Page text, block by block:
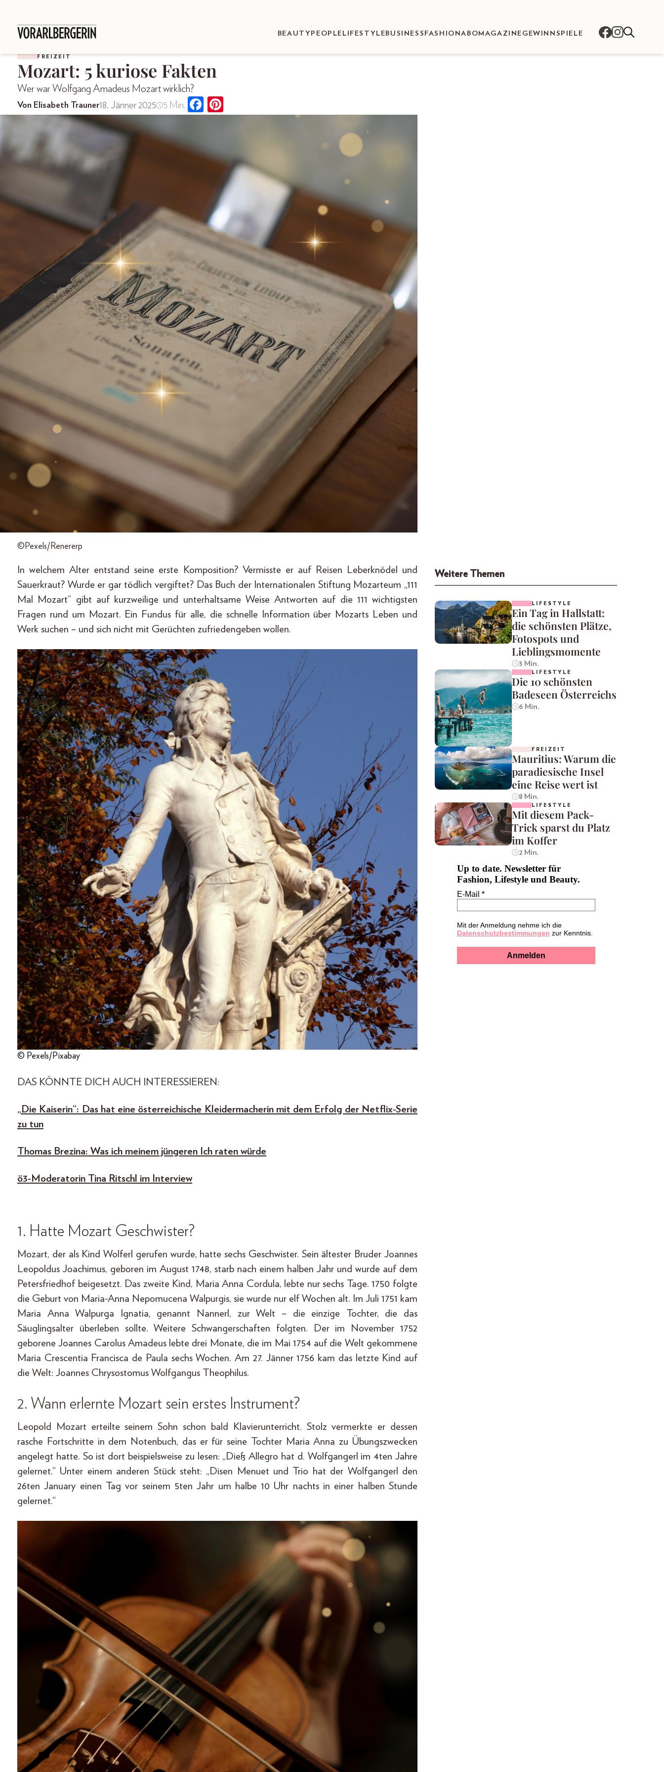
BEAUTY PEOPLE LIFESTYLEBUSINESS FASHIONABOMAGAZINE GEWINNSPIELE
FREIZEIT
Mozart: 5 kuriose Fakten
Wer war Wolfgang Amadeus Mozart wirklich?
Von Elisabeth Trauner18. Jänner 2025 5 Min.
©Pexels/Renererp
In welchem Alter entstand seine erste Komposition? Vermisste er auf Reisen Leberknödel und
Sauerkraut? Wurde er gar tödlich vergiftet? Das Buch der Internationalen Stiftung Mozarteum „111
Mal Mozart“ gibt auf kurzweilige und unterhaltsame Weise Antworten auf die 111 wichtigsten
Fragen rund um Mozart. Ein Fundus für alle, die schnelle Information über Mozarts Leben und
Werk suchen – und sich nicht mit Gerüchten zufriedengeben wollen.
© Pexels/Pixabay
DAS KÖNNTE DICH AUCH INTERESSIEREN:
„Die Kaiserin“: Das hat eine österreichische Kleidermacherin mit dem Erfolg der Netflix-Serie
zu tun
Thomas Brezina: Was ich meinem jüngeren Ich raten würde
ö3-Moderatorin Tina Ritschl im Interview
1. Hatte Mozart Geschwister?
Mozart, der als Kind Wolferl gerufen wurde, hatte sechs Geschwister. Sein ältester Bruder Joannes
Leopoldus Joachimus, geboren im August 1748, starb nach einem halben Jahr und wurde auf dem
Petersfriedhof beigesetzt. Das zweite Kind, Maria Anna Cordula, lebte nur sechs Tage. 1750 folgte
die Geburt von Maria-Anna Nepomucena Walpurgis, sie wurde nur elf Wochen alt. Im Juli 1751 kam
Maria Anna Walpurga Ignatia, genannt Nannerl, zur Welt – die einzige Tochter, die das
Säuglingsalter überleben sollte. Weitere Schwangerschaften folgten. Der im November 1752
geborene Joannes Carolus Amadeus lebte drei Monate, die im Mai 1754 auf die Welt gekommene
Maria Crescentia Francisca de Paula sechs Wochen. Am 27. Jänner 1756 kam das letzte Kind auf
die Welt: Joannes Chrysostomus Wolfgangus Theophilus.
2. Wann erlernte Mozart sein erstes Instrument?
Leopold Mozart erteilte seinem Sohn schon bald Klavierunterricht. Stolz vermerkte er dessen
rasche Fortschritte in dem Notenbuch, das er für seine Tochter Maria Anna zu Übungszwecken
angelegt hatte. So ist dort beispielsweise zu lesen: „Dieß Allegro hat d. Wolfgangerl im 4ten Jahre
gelernet.“ Unter einem anderen Stück steht: „Disen Menuet und Trio hat der Wolfgangerl den
26ten January einen Tag vor seinem 5ten Jahr um halbe 10 Uhr nachts in einer halben Stunde
gelernet.“
Weitere Themen
LIFESTYLE
Ein Tag in Hallstatt:
die schönsten Plätze,
Fotospots und
Lieblingsmomente
3 Min.
LIFESTYLE
Die 10 schönsten
Badeseen Österreichs
6 Min.
FREIZEIT
Mauritius: Warum die
paradiesische Insel
eine Reise wert ist
8 Min.
LIFESTYLE
Mit diesem Pack-
Trick sparst du Platz
im Koffer
2 Min.